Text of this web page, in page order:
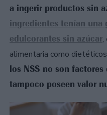
a ingerir productos sin
ingredientes tenían una
edulcorantes sin azúcar,
alimentaria como
los NSS no son
tampoco poseen valor